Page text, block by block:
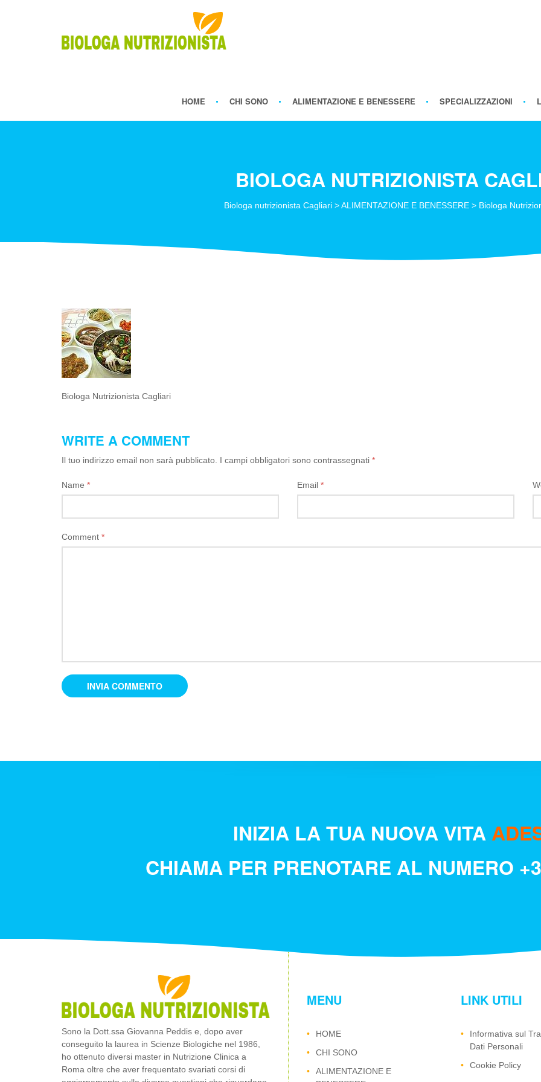
HOME CHI SONO ALIMENTAZIONE E BENESSERE SPECIALIZZAZIONI
BIOLOGA NUTRIZIONISTA
Biologa nutrizionista Cagliari>ALIMENTAZIONE E BENESSERE> Biologa
Biologa Nutrizionista Cagliari
WRITE A COMMENT
Il tuo indirizzo email non sarà pubblicato. I campi obbligatori sono contrassegnati *
Name * Email *
Comment *
INIZIA LA TUA NUOVA VITA
CHIAMA PER PRENOTARE AL NUMERO
Sono la Dott.ssa Giovanna Peddis e, dopo aver
conseguito la laurea in Scienze Biologiche nel 1986,
ho ottenuto diversi master in Nutrizione Clinica a
Roma oltre che aver frequentato svariati corsi di
MENU
HOME
CHI SONO
ALIMENTAZIONE E
LINK UTILI
Informativa sul
Dati Personali
Cookie Policy